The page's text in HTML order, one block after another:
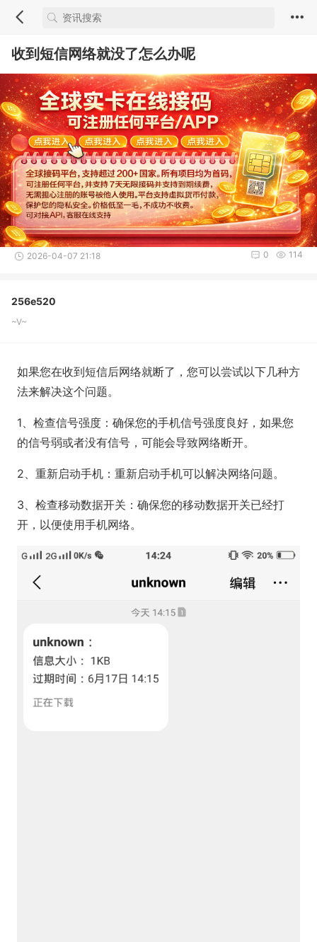
收到短信网络就没了怎么办呢
2026-04-07 21:18 114
0
256e520
~V~
如果您在收到短信后网络就断了，您可以尝试以下几种方
法来解决这个问题。
1、检查信号强度：确保您的手机信号强度良好，如果您
的信号弱或者没有信号，可能会导致网络断开。
2、重新启动手机：重新启动手机可以解决网络问题。
3、检查移动数据开关：确保您的移动数据开关已经打
开，以便使用手机网络。